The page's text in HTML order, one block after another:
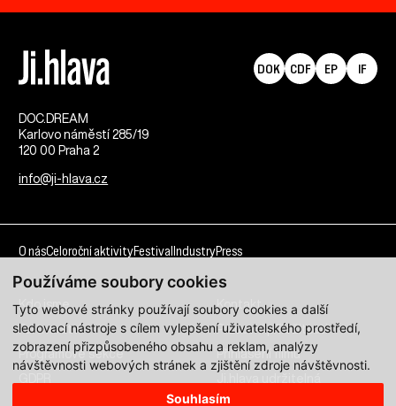
Používáme soubory cookies
Tyto webové stránky používají soubory cookies a další
sledovací nástroje s cílem vylepšení uživatelského prostředí,
zobrazení přizpůsobeného obsahu a reklam, analýzy
návštěvnosti webových stránek a zjištění zdroje návštěvnosti.
Souhlasím
DOC.DREAM​
Karlovo náměstí 285/19
120 00 Praha 2
info@ji-hlava.cz
DOK CDF EP IF
O násCeloroční aktivityFestival IndustryPress
Kdo jsme
Kontakt
Partnerství
Pracovní příležitosti
Programové sekce
Přihlášení filmu